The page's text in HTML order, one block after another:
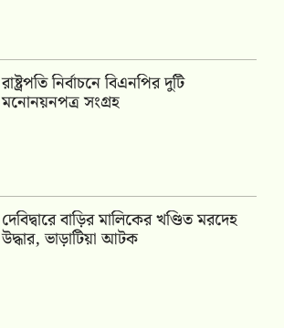
রাষ্ট্রপতি নির্বাচনে বিএনপির দুটি
মনোনয়নপত্র সংগ্রহ
দেবিদ্বারে বাড়ির মালিকের খণ্ডিত মরদেহ
উদ্ধার, ভাড়াটিয়া আটক